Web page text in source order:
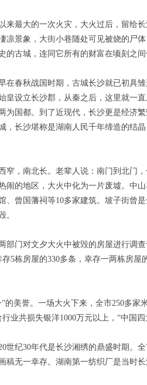
来最大的一次火灾，大火过后，留给
凉景象，大街小巷随处可见被烧的尸
的古城，连同它所有的财富在顷刻之
在春秋战国时期，古城长沙就已初具
皇设立长沙郡，从秦之后，这里就一
为国都。到了近现代，长沙更是经济
，长沙堪称是湖南人民千年缔造的结
窄，南北长。老辈人说：南门到北门
闹的地区，大火中化为一片废墟。中
、曾国藩祠等10多家建筑。坡子街曾
。
部门对文夕大火中被毁的房屋进行调
5栋房屋的330多条，幸存一两栋房屋
的美誉。一场大火下来，全市250多家
业共损失银洋1000万元以上，“中国
世纪30年代是长沙湘绣的鼎盛时期。
稿无一幸存。湖南第一纺织厂是当时